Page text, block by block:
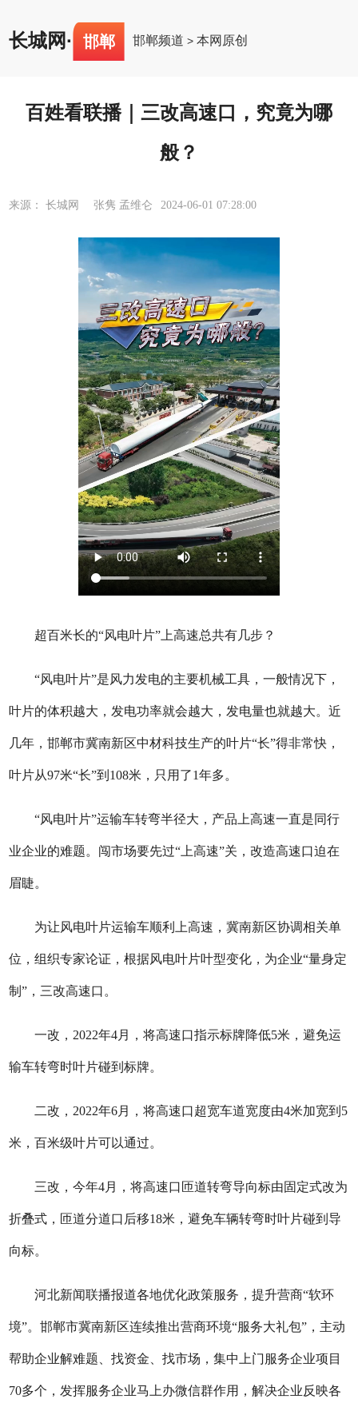
长城网· 邯郸 邯郸频道 >本网原创
百姓看联播｜三改高速口，究竟为哪
般？
来源： 长城网 张隽 孟维仑 2024-06-01 07:28:00
超百米长的“风电叶片”上高速总共有几步？
“风电叶片”是风力发电的主要机械工具，一般情况下，
叶片的体积越大，发电功率就会越大，发电量也就越大。近
几年，邯郸市冀南新区中材科技生产的叶片“长”得非常快，
叶片从97米“长”到108米，只用了1年多。
“风电叶片”运输车转弯半径大，产品上高速一直是同行
业企业的难题。闯市场要先过“上高速”关，改造高速口迫在
眉睫。
为让风电叶片运输车顺利上高速，冀南新区协调相关单
位，组织专家论证，根据风电叶片叶型变化，为企业“量身定
制”，三改高速口。
一改，2022年4月，将高速口指示标牌降低5米，避免运
输车转弯时叶片碰到标牌。
二改，2022年6月，将高速口超宽车道宽度由4米加宽到5
米，百米级叶片可以通过。
三改，今年4月，将高速口匝道转弯导向标由固定式改为
折叠式，匝道分道口后移18米，避免车辆转弯时叶片碰到导
向标。
河北新闻联播报道各地优化政策服务，提升营商“软环
境”。邯郸市冀南新区连续推出营商环境“服务大礼包”，主动
帮助企业解难题、找资金、找市场，集中上门服务企业项目
70多个，发挥服务企业马上办微信群作用，解决企业反映各